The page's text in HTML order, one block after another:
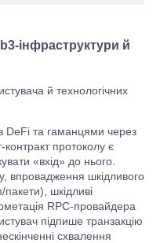
інфраструктури й
й технологічних
DeFi та гаманцями через
протоколу є
«вхід» до нього.
впровадження шкідливого
шкідливі
RPC-провайдера
підпише транзакцію
схвалення